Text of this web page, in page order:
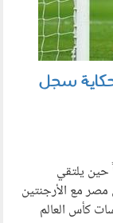
حكاية سجل
حين يلتقي
مصر مع الأرجنتين
كأس العالم